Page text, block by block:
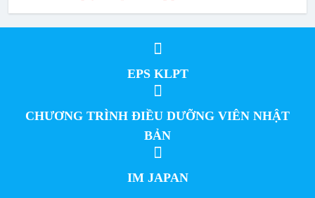
EPS KLPT
CHƯƠNG TRÌNH ĐIỀU DƯỠNG VIÊN NHẬT
BẢN
IM JAPAN